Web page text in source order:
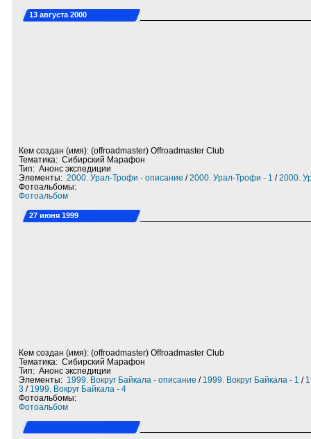
13 августа 2000
Кем создан (имя): (offroadmaster) Offroadmaster Club
Тематика: Сибирский Марафон
Тип: Анонс экспедиции
Элементы:2000. Урал-Трофи - описание /2000. Урал-Трофи - 1 /2000.
Фотоальбомы:
Фотоальбом
27 июня 1999
Кем создан (имя): (offroadmaster) Offroadmaster Club
Тематика: Сибирский Марафон
Тип: Анонс экспедиции
Элементы: 1999. Вокруг Байкала - описание / 1999. Вокруг Байкала - 1 /
3 / 1999. Вокруг Байкала - 4
Фотоальбомы:
Фотоальбом